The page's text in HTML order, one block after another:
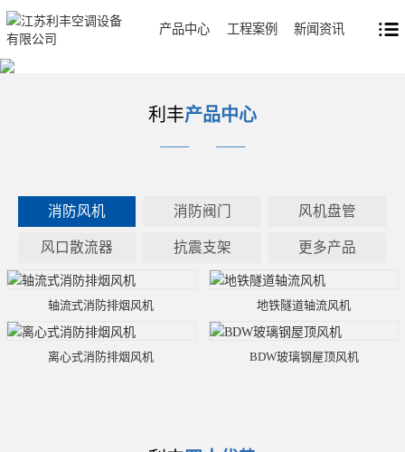
产品中心 工程案例 新闻资讯
利丰产品中心
—— ——
消防风机 消防阀门 风机盘管
风口散流器 抗震支架 更多产品
轴流式消防排烟风机 地铁隧道轴流风机
离心式消防排烟风机 BDW玻璃钢屋顶风机